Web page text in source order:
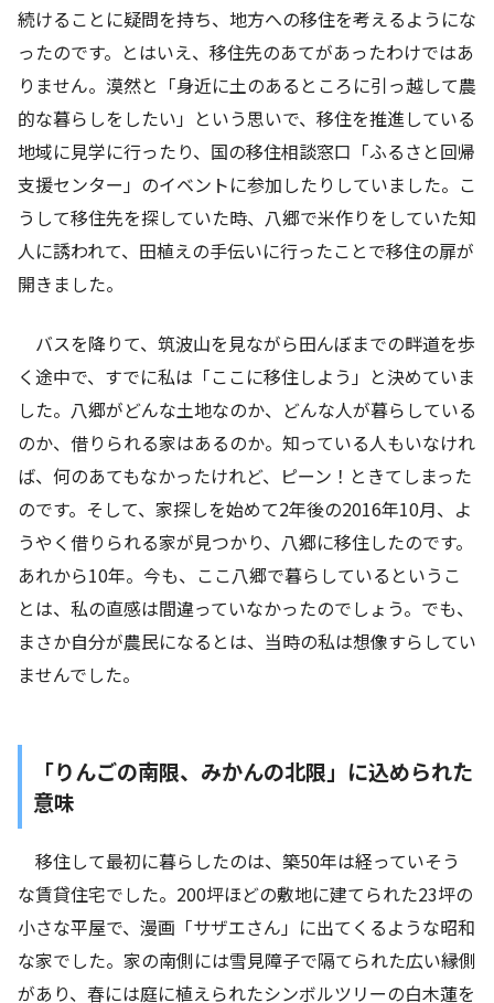
続けることに疑問を持ち、地方への移住を考えるようにな
ったのです。とはいえ、移住先のあてがあったわけではあ
りません。漠然と「身近に土のあるところに引っ越して農
的な暮らしをしたい」という思いで、移住を推進している
地域に見学に行ったり、国の移住相談窓口「ふるさと回帰
支援センター」のイベントに参加したりしていました。こ
うして移住先を探していた時、八郷で米作りをしていた知
人に誘われて、田植えの手伝いに行ったことで移住の扉が
開きました。
バスを降りて、筑波山を見ながら田んぼまでの畔道を歩
く途中で、すでに私は「ここに移住しよう」と決めていま
した。八郷がどんな土地なのか、どんな人が暮らしている
のか、借りられる家はあるのか。知っている人もいなけれ
ば、何のあてもなかったけれど、ピーン！ときてしまった
のです。そして、家探しを始めて2年後の2016年10月、よ
うやく借りられる家が見つかり、八郷に移住したのです。
あれから10年。今も、ここ八郷で暮らしているというこ
とは、私の直感は間違っていなかったのでしょう。でも、
まさか自分が農民になるとは、当時の私は想像すらしてい
ませんでした。
「りんごの南限、みかんの北限」に込められた
意味
移住して最初に暮らしたのは、築50年は経っていそう
な賃貸住宅でした。200坪ほどの敷地に建てられた23坪の
小さな平屋で、漫画「サザエさん」に出てくるような昭和
な家でした。家の南側には雪見障子で隔てられた広い縁側
があり、春には庭に植えられたシンボルツリーの白木蓮を